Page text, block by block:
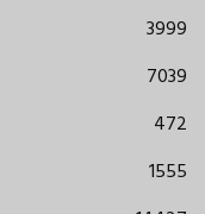
3999
7039
472
1555